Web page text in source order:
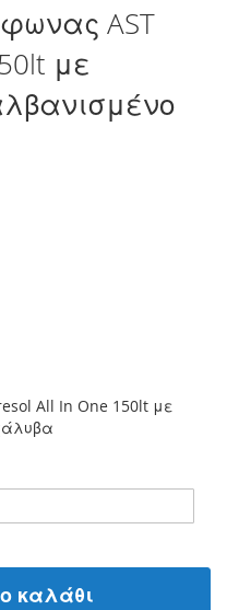
AST
με
All In One 150lt με
καλάθι